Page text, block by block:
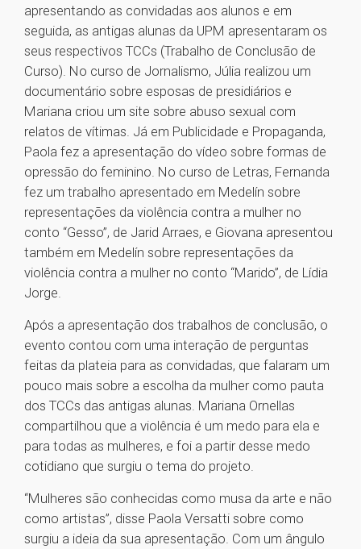
apresentando as convidadas aos alunos e em
seguida, as antigas alunas da UPM apresentaram os
seus respectivos TCCs (Trabalho de Conclusão de
Curso). No curso de Jornalismo, Júlia realizou um
documentário sobre esposas de presidiários e
Mariana criou um site sobre abuso sexual com
relatos de vítimas. Já em Publicidade e Propaganda,
Paola fez a apresentação do vídeo sobre formas de
opressão do feminino. No curso de Letras, Fernanda
fez um trabalho apresentado em Medelín sobre
representações da violência contra a mulher no
conto “Gesso”, de Jarid Arraes, e Giovana apresentou
também em Medelín sobre representações da
violência contra a mulher no conto “Marido”, de Lídia
Jorge.
Após a apresentação dos trabalhos de conclusão, o
evento contou com uma interação de perguntas
feitas da plateia para as convidadas, que falaram um
pouco mais sobre a escolha da mulher como pauta
dos TCCs das antigas alunas. Mariana Ornellas
compartilhou que a violência é um medo para ela e
para todas as mulheres, e foi a partir desse medo
cotidiano que surgiu o tema do projeto.
“Mulheres são conhecidas como musa da arte e não
como artistas”, disse Paola Versatti sobre como
surgiu a ideia da sua apresentação. Com um ângulo